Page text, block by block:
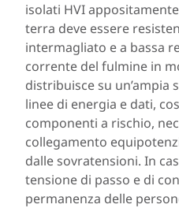
isolati HVI
terra deve essere
intermagliato e a bassa
corrente del fulmine in
distribuisce su un’ampia
linee di energia e dati,
componenti a rischio,
collegamento
dalle sovratensioni. In
tensione di passo e di
permanenza delle